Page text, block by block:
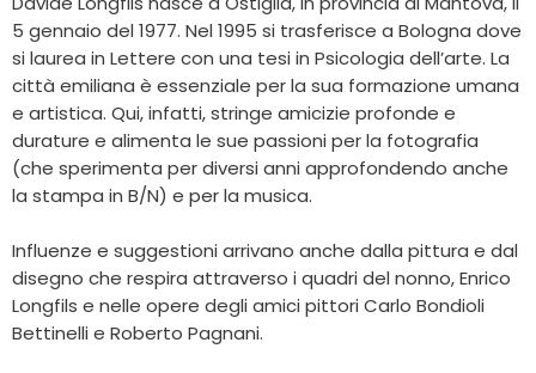
5 gennaio del 1977. Nel 1995 si trasferisce a Bologna dove
si laurea in Lettere con una tesi in Psicologia dell’arte. La
città emiliana è essenziale per la sua formazione umana
e artistica. Qui, infatti, stringe amicizie profonde e
durature e alimenta le sue passioni per la fotografia
(che sperimenta per diversi anni approfondendo anche
la stampa in B/N) e per la musica.
Influenze e suggestioni arrivano anche dalla pittura e dal
disegno che respira attraverso i quadri del nonno, Enrico
Longfils e nelle opere degli amici pittori Carlo Bondioli
Bettinelli e Roberto Pagnani.